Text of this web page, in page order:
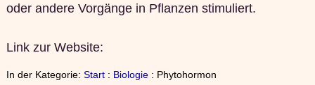
oder andere Vorgänge in Pflanzen stimuliert.
Link zur Website:
In der Kategorie: Start: Biologie: Phytohormon